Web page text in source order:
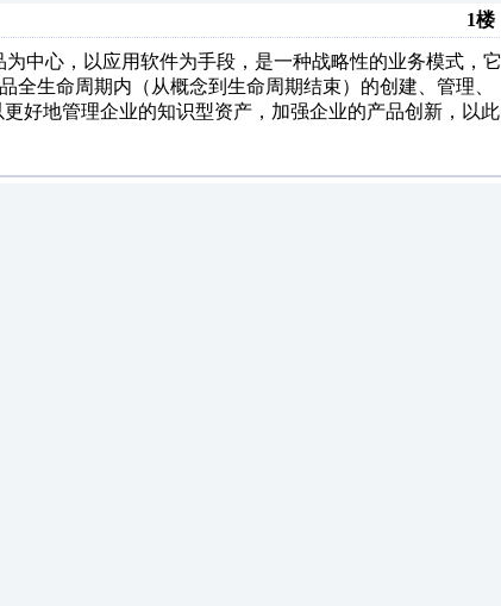
1楼
为中心，以应用软件为手段，是一种战略性的业务模式，它
生命周期内（从概念到生命周期结束）的创建、管理、
好地管理企业的知识型资产，加强企业的产品创新，以此